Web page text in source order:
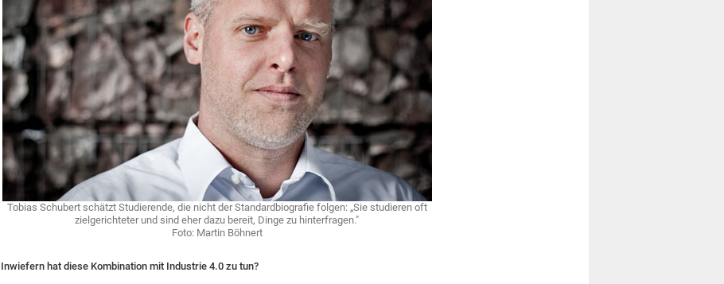
Tobias Schubert schätzt Studierende, die nicht der Standardbiografie folgen: „Sie studieren oft
zielgerichteter und sind eher dazu bereit, Dinge zu hinterfragen."
Foto: Martin Böhnert
Inwiefern hat diese Kombination mit Industrie 4.0 zu tun?